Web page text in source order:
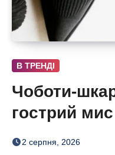
В ТРЕНДІ
Чоботи-
гострий мис
хочеться
2 серпня, 2026